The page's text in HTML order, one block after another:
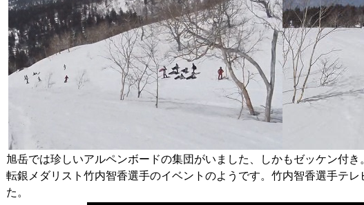
旭岳では珍しいアルペンボードの集団がいました、しかもゼッケン付き
転銀メダリスト竹内智香選手のイベントのようです。竹内智香選手テ
た。